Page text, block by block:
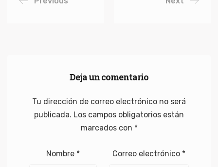
Deja un comentario
Tu dirección de correo electrónico no será
publicada. Los campos obligatorios están
marcados con *
Nombre * Correo electrónico *